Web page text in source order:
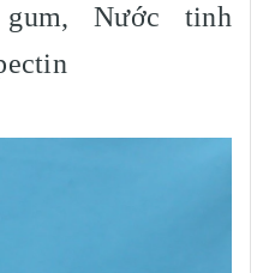
gum, Nước tinh